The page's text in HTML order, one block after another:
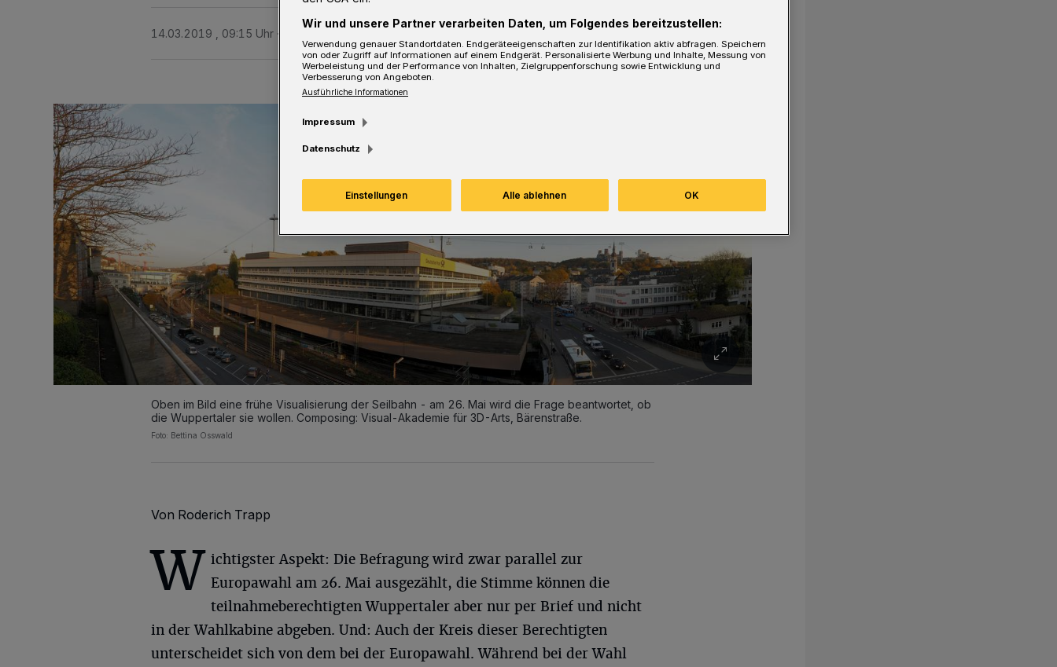
14.03.2019 , 09:15 Uhr
Oben im Bild eine frühe Visualisierung der Seilbahn - am 26. Mai wird die Frage beantwortet, ob
die Wuppertaler sie wollen. Composing: Visual-Akademie für 3D-Arts, Bärenstraße.
Foto: Bettina Osswald
Von Roderich Trapp
W ichtigster Aspekt: Die Befragung wird zwar parallel zur
Europawahl am 26. Mai ausgezählt, die Stimme können die
teilnahmeberechtigten Wuppertaler aber nur per Brief und nicht
in der Wahlkabine abgeben. Und: Auch der Kreis dieser Berechtigten
unterscheidet sich von dem bei der Europawahl. Während bei der Wahl
Wir und unsere Partner verarbeiten Daten, um Folgendes bereitzustellen:
Verwendung genauer Standortdaten. Endgeräteeigenschaften zur Identifikation aktiv abfragen. Speichern
von oder Zugriff auf Informationen auf einem Endgerät. Personalisierte Werbung und Inhalte, Messung von
Werbeleistung und der Performance von Inhalten, Zielgruppenforschung sowie Entwicklung und
Verbesserung von Angeboten.
Ausführliche Informationen
Impressum
Datenschutz
Einstellungen Alle ablehnen OK